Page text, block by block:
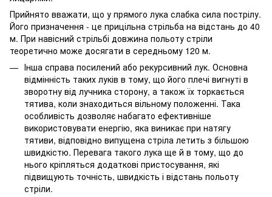
Прийнято вважати, що у прямого лука слабка сила пострілу.
Його призначення - це прицільна стрільба на відстань до 40
м. При навісний стрільбі довжина польоту стріли
теоретично може досягати в середньому 120 м.
Інша справа посилений або рекурсивний лук. Основна
відмінність таких луків в тому, що його плечі вигнуті в
зворотну від лучника сторону, а також їх торкається
тятива, коли знаходиться вільному положенні. Така
особливість дозволяє набагато ефективніше
використовувати енергію, яка виникає при натягу
тятиви, відповідно випущена стріла летить з більшою
швидкістю. Перевага такого лука ще й в тому, що до
нього кріпляться додаткові пристосування, які
підвищують точність, швидкість і відстань польоту
стріли.